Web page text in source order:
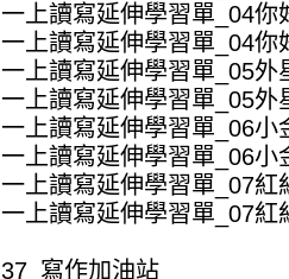
一上讀寫延伸學習單_04你
一上讀寫延伸學習單_04你
一上讀寫延伸學習單_05外
一上讀寫延伸學習單_05外
一上讀寫延伸學習單_06小
一上讀寫延伸學習單_06小
一上讀寫延伸學習單_07紅
一上讀寫延伸學習單_07紅
37_寫作加油站